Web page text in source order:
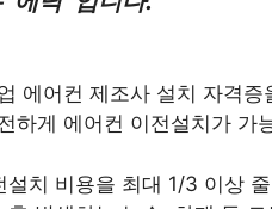
에어컨 제조사 설치 자격
하게 에어컨 이전설치가 가
설치 비용을 최대 1/3 이상